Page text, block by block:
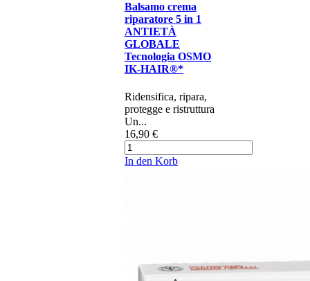
Balsamo crema
riparatore 5 in 1
ANTIETÀ
GLOBALE
Tecnologia OSMO
IK-HAIR®*
R​idensifica, ripara,
protegge e ristruttura​​ ​​
Un...
16,90 €
In den Korb